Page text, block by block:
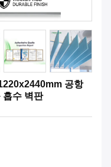
공항
흡수 벽판